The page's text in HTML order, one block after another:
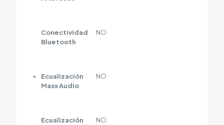
Conectividad
Bluetooth
NO
Ecualización
Maxx Audio
NO
Ecualización
NO